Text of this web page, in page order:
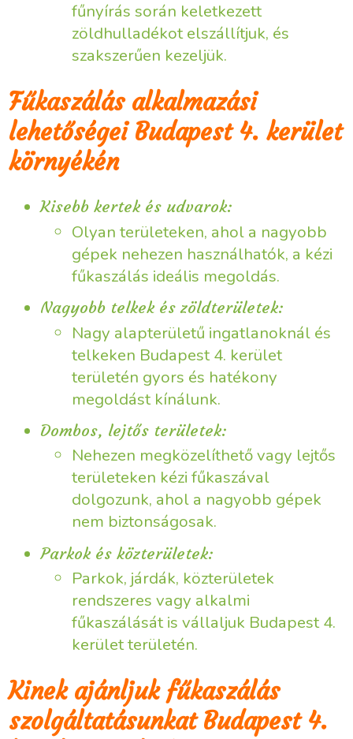
fűnyírás során keletkezett
zöldhulladékot elszállítjuk, és
szakszerűen kezeljük.
Fűkaszálás alkalmazási
lehetőségei Budapest 4. kerület
környékén
Kisebb kertek és udvarok:
Olyan területeken, ahol a nagyobb
gépek nehezen használhatók, a kézi
fűkaszálás ideális megoldás.
Nagyobb telkek és zöldterületek:
Nagy alapterületű ingatlanoknál és
telkeken Budapest 4. kerület
területén gyors és hatékony
megoldást kínálunk.
Dombos, lejtős területek:
Nehezen megközelíthető vagy lejtős
területeken kézi fűkaszával
dolgozunk, ahol a nagyobb gépek
nem biztonságosak.
Parkok és közterületek:
Parkok, járdák, közterületek
rendszeres vagy alkalmi
fűkaszálását is vállaljuk Budapest 4.
kerület területén.
Kinek ajánljuk fűkaszálás
szolgáltatásunkat Budapest 4.